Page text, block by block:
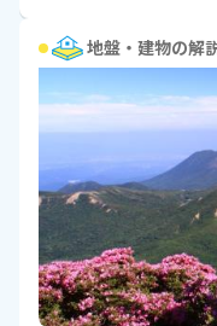
地盤・建物の解